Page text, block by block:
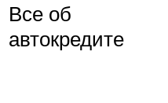
Все об
автокредите